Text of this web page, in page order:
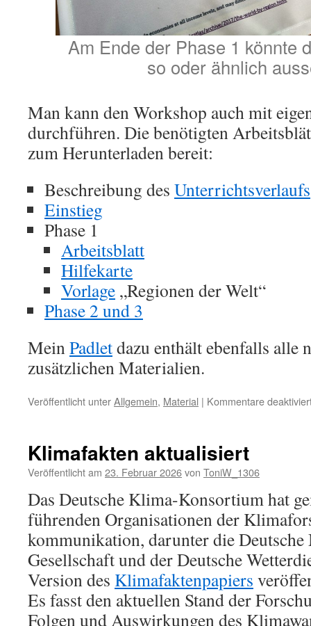
Am Ende der Phase 1 könnte
so oder ähnlich
Man kann den Workshop auch mit
durchführen. Die benötigten
zum Herunterladen bereit:
Beschreibung des Unterrichtsverlaufs
Einstieg
Phase 1
Arbeitsblatt
Hilfekarte
Vorlage „Regionen der Welt“
Phase 2 und 3
MeinPadletdazu enthält ebenfalls alle
zusätzlichen Materialien.
Veröffentlicht unterAllgemein, Material | Kommentare
Klimafakten aktualisiert
Veröffentlicht am 23. Februar 2026von ToniW_1306
Das Deutsche Klima-Konsortium hat
führenden Organisationen der
kommunikation, darunter die
Gesellschaft und der Deutsche
Version des Klimafaktenpapiers
Es fasst den aktuellen Stand der
Folgen und Auswirkungen des